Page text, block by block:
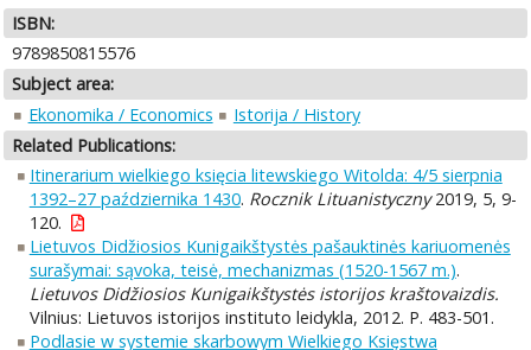
ISBN:
9789850815576
Subject area:
Ekonomika / Economics
Istorija / History
Related Publications:
Itinerarium wielkiego księcia litewskiego Witolda: 4/5 sierpnia
1392–27 października 1430. Rocznik Lituanistyczny2019, 5, 9-
120.
Lietuvos Didžiosios Kunigaikštystės pašauktinės kariuomenės
surašymai: sąvoka, teisė, mechanizmas (1520-1567 m.).
Lietuvos Didžiosios Kunigaikštystės istorijos kraštovaizdis.
Vilnius: Lietuvos istorijos instituto leidykla, 2012. P. 483-501.
Podlasie w systemie skarbowym Wielkiego Księstwa